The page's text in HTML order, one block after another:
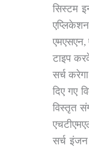
सिस्टम
एमएसएन,
टाइप
सर्च
दिए गए
विस्तृत
सर्च